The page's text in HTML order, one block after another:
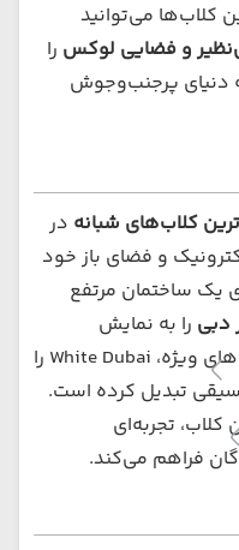
کلاب‌ها می‌توانید
و فضایی لوکس را
دنیای پرجنب‌وجوش
کلاب‌های شبانه در
و فضای باز خود
یک ساختمان مرتفع
دبی را به نمایش
می‌گذارد. DJ‌های برجسته و برنامه‌های ویژه، White Dubai را
تبدیل کرده است.
کلاب، تجربه‌ای
فراهم می‌کند.